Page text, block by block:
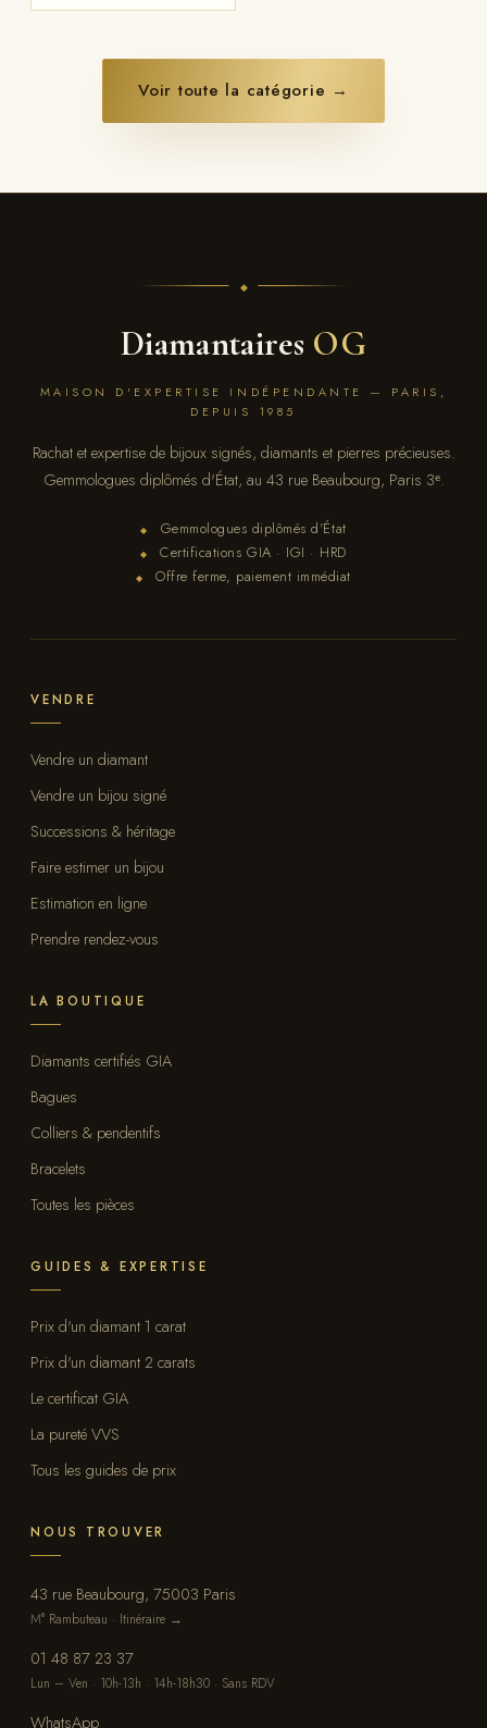
Voir toute la catégorie →
Diamantaires OG
MAISON D'EXPERTISE INDÉPENDANTE — PARIS,
DEPUIS 1985
Rachat et expertise de bijoux signés, diamants et pierres précieuses.
Gemmologues diplômés d'État, au 43 rue Beaubourg, Paris 3ᵉ.
◆ Gemmologues diplômés d'État
◆ Certifications GIA · IGI · HRD
◆ Offre ferme, paiement immédiat
VENDRE
Vendre un diamant
Vendre un bijou signé
Successions & héritage
Faire estimer un bijou
Estimation en ligne
Prendre rendez-vous
LA BOUTIQUE
Diamants certifiés GIA
Bagues
Colliers & pendentifs
Bracelets
Toutes les pièces
GUIDES & EXPERTISE
Prix d'un diamant 1 carat
Prix d'un diamant 2 carats
Le certificat GIA
La pureté VVS
Tous les guides de prix
NOUS TROUVER
43 rue Beaubourg, 75003 Paris
M° Rambuteau · Itinéraire →
01 48 87 23 37
Lun – Ven · 10h-13h · 14h-18h30 · Sans RDV
WhatsApp